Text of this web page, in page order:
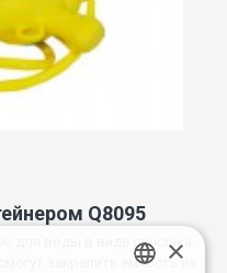
Q8095
для воды в виде рюкзака.
закрепить ёмкость на
×